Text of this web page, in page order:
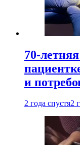
70-
и
2 года спустя2